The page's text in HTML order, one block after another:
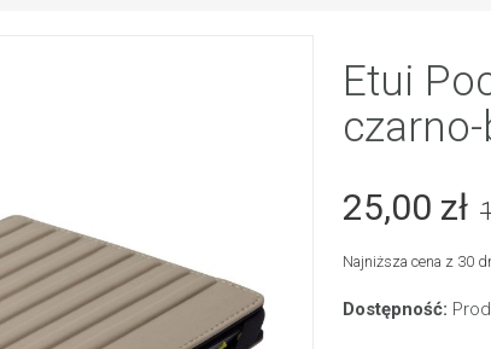
Etui
25,00 zł
Najniższa cena z 30
Dostępność: